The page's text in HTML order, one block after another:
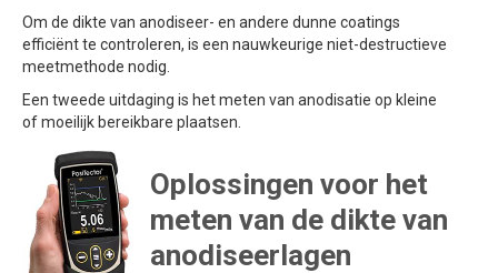
Om de dikte van anodiseer- en andere dunne coatings
efficiënt te controleren, is een nauwkeurige niet-destructieve
meetmethode nodig.
Een tweede uitdaging is het meten van anodisatie op kleine
of moeilijk bereikbare plaatsen.
Oplossingen voor het
meten van de dikte van
anodiseerlagen